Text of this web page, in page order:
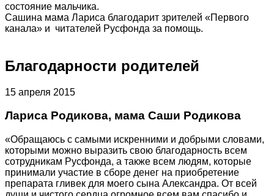
состояние мальчика.
Сашина мама Лариса благодарит зрителей «Первого
канала» и читателей Русфонда за помощь.
Благодарности родителей
15 апреля 2015
Лариса Родикова, мама Саши Родикова
«Обращаюсь с самыми искренними и добрыми словами,
которыми можно выразить свою благодарность всем
сотрудникам Русфонда, а также всем людям, которые
принимали участие в сборе денег на приобретение
препарата гливек для моего сына Александра. От всей